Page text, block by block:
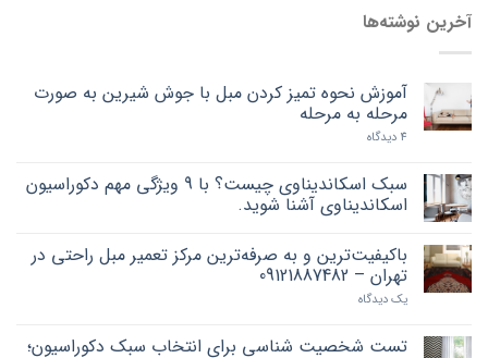
آخرین نوشته‌ها
آموزش نحوه تمیز کردن مبل با جوش شیرین به صورت
مرحله به مرحله
4 دیدگاه
سبک اسکاندیناوی چیست؟ با 9 ویژگی مهم دکوراسیون
اسکاندیناوی آشنا شوید.
باکیفیت‌ترین و به صرفه‌ترین مرکز تعمیر مبل راحتی در
تهران – 09121887482
یک دیدگاه
تست شخصیت شناسی برای انتخاب سبک دکوراسیون؛